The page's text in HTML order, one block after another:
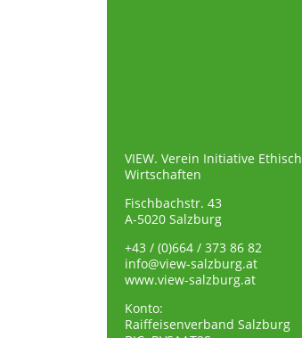
VIEW. Verein Initiative Ethisch
Wirtschaften
Fischbachstr. 43
A-5020 Salzburg
+43 / (0)664 / 373 86 82
info@view-salzburg.at
www.view-salzburg.at
Konto:
Raiffeisenverband Salzburg